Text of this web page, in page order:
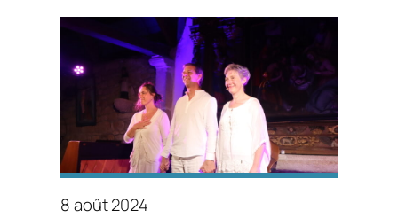
8 août 2024